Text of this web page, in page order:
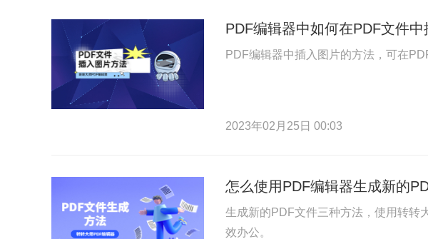
PDF编辑器中如何在PDF文件中
PDF编辑器中插入图片的方法，可在
2023年02月25日 00:03
怎么使用PDF编辑器生成新的
生成新的PDF文件三种方法，使用转转
效办公。